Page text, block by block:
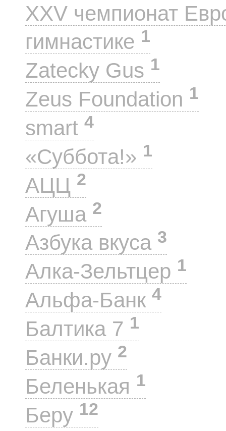
XXV чемпионат
гимнастике 1
Zatecky Gus 1
Zeus Foundation 1
smart 4
«Суббота!» 1
АЦЦ 2
Агуша 2
Азбука вкуса 3
Алка-Зельтцер 1
Альфа-Банк 4
Балтика 7 1
Банки.ру 2
Беленькая 1
Беру 12